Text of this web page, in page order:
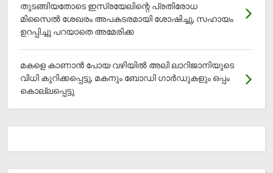
തുടങ്ങിയതോടെ ഇസ്രയേലിന്റെ പ്രതിരോധ
മിസൈല്‍ ശേഖരം അപകടരമായി ശോഷിച്ചു, സഹായം
ഉറപ്പിച്ചു പറയാതെ അമേരിക്ക
മകളെ കാണാന്‍ പോയ വഴിയില്‍ അലി ലാറിജാനിയുടെ
വിധി കുറിക്കപ്പെട്ടു, മകനും ബോഡി ഗാര്‍ഡുകളും ഒപ്പം
കൊല്ലപ്പെട്ടു